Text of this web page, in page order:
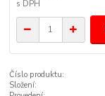
Číslo produktu:
Složení: